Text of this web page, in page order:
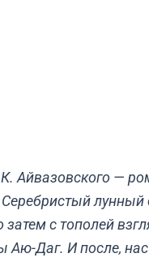
Айвазовского —
лунный
с тополей
Аю-Даг. И после,